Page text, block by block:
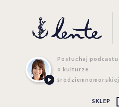
Posłuchaj podcastu
o kulturze
śródziemnomorskiej
SKLEP